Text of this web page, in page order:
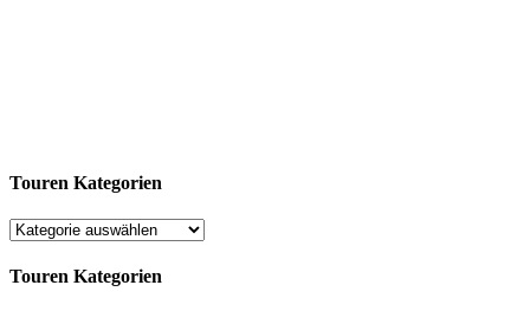
Touren Kategorien
Touren Kategorien